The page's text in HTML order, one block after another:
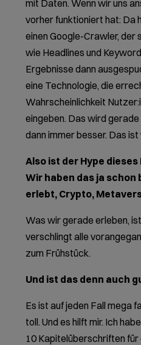
mit Daten. Wenn wir uns
vorher funktioniert hat: Da
einen Google-Crawler, der
wie Headlines und
Ergebnisse dann
eine Technologie, die
Wahrscheinlichkeit
eingeben. Das wird
dann immer besser. Das
Also ist der Hype
Wir haben das ja schon
erlebt, Crypto,
Was wir gerade erleben,
verschlingt alle
zum Frühstück.
Und ist das denn auch
Es ist auf jeden Fall mega
toll. Und es hilft mir. Ich
10 Kapitelüberschriften für